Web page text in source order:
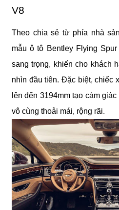
V8
Theo chia sẻ từ phía nhà
mẫu ô tô Bentley Flying
sang trọng, khiến cho khách
nhìn đầu tiên. Đặc biệt, chiếc
lên đến 3194mm tạo cảm
vô cùng thoải mái, rộng rãi.